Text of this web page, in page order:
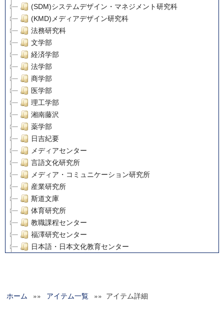
(SDM)システムデザイン・マネジメント研究科
(KMD)メディアデザイン研究科
法務研究科
文学部
経済学部
法学部
商学部
医学部
理工学部
湘南藤沢
薬学部
日吉紀要
メディアセンター
言語文化研究所
メディア・コミュニケーション研究所
産業研究所
斯道文庫
体育研究所
教職課程センター
福澤研究センター
日本語・日本文化教育センター
グローバルリサーチインスティテュート
ホーム »» アイテム一覧 »» アイテム詳細